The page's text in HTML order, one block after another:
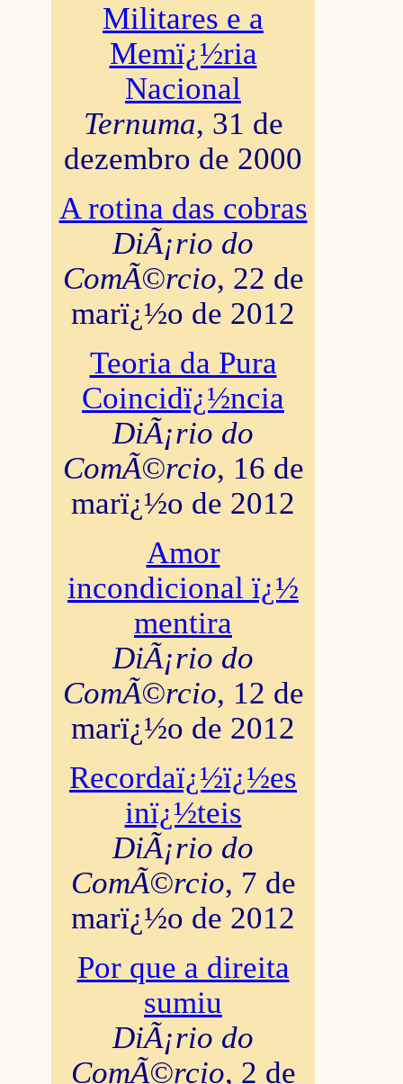
Militares e a
Memï¿½ria
Nacional
Ternuma, 31 de
dezembro de 2000
A rotina das cobras
DiÃ¡rio do
ComÃ©rcio, 22 de
marï¿½o de 2012
Teoria da Pura
Coincidï¿½ncia
DiÃ¡rio do
ComÃ©rcio, 16 de
marï¿½o de 2012
Amor
incondicional ï¿½
mentira
DiÃ¡rio do
ComÃ©rcio, 12 de
marï¿½o de 2012
Recordaï¿½ï¿½es
inï¿½teis
DiÃ¡rio do
ComÃ©rcio, 7 de
marï¿½o de 2012
Por que a direita
sumiu
DiÃ¡rio do
ComÃ©rcio, 2 de